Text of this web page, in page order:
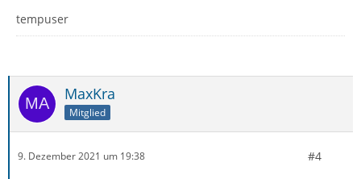
tempuser
MaxKra
Mitglied
9. Dezember 2021 um 19:38 #4